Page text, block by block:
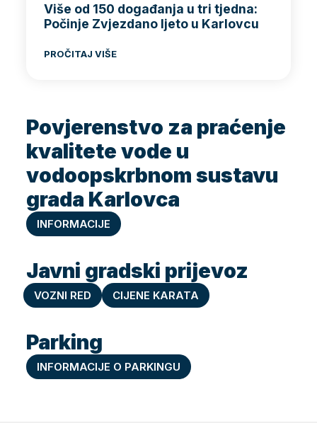
Više od 150 događanja u tri tjedna:
Počinje Zvjezdano ljeto u Karlovcu
PROČITAJ VIŠE
Povjerenstvo za praćenje
kvalitete vode u
vodoopskrbnom sustavu
grada Karlovca
INFORMACIJE
Javni gradski prijevoz
VOZNI RED CIJENE KARATA
Parking
INFORMACIJE O PARKINGU